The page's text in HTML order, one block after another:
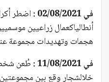
في 02/08/2021 :
اضطر
أنطالياكعمال زراعيين
هجمات وتهديدات مجموعة
في 11/08/2021 :
طُعن
خلالشجار وقع بين